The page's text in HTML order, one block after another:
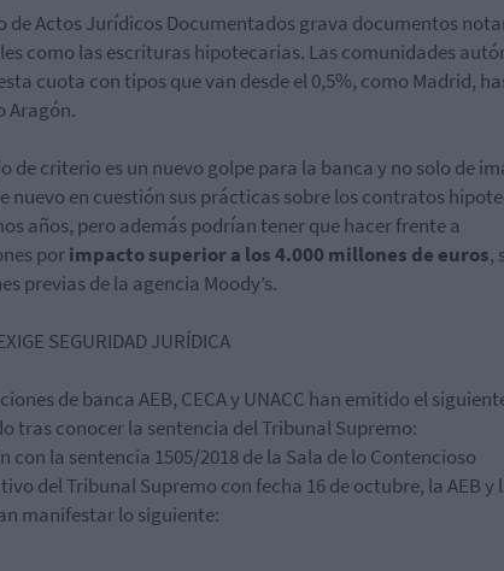
de Actos Jurídicos Documentados grava documentos
como las escrituras hipotecarias. Las comunidades
cuota con tipos que van desde el 0,5%, como Madrid,
Aragón.
de criterio es un nuevo golpe para la banca y no solo de
nuevo en cuestión sus prácticas sobre los contratos
años, pero además podrían tener que hacer frente a
porimpacto superior a los 4.000 millones de euros,
previas de la agencia Moody’s.
SEGURIDAD JURÍDICA
de banca AEB, CECA y UNACC han emitido el
tras conocer la sentencia del Tribunal Supremo:
con la sentencia 1505/2018 de la Sala de lo Contencioso
del Tribunal Supremo con fecha 16 de octubre, la AEB y
manifestar lo siguiente: